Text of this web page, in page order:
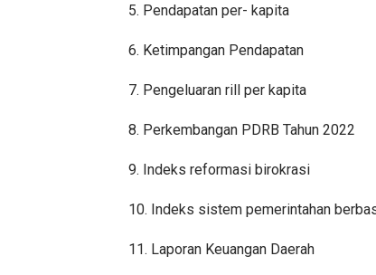
5. Pendapatan per- kapita
6. Ketimpangan Pendapatan
7. Pengeluaran rill per kapita
8. Perkembangan PDRB Tahun 2022
9. Indeks reformasi birokrasi
10. Indeks sistem pemerintahan
11. Laporan Keuangan Daerah